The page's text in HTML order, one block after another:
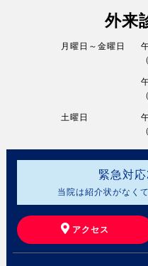
外来
月曜日～金曜日
土曜日
緊急対応
当院は紹介状がなく
アクセス